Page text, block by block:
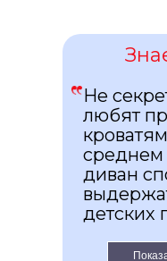
Не
любят
среднем
диван
детских